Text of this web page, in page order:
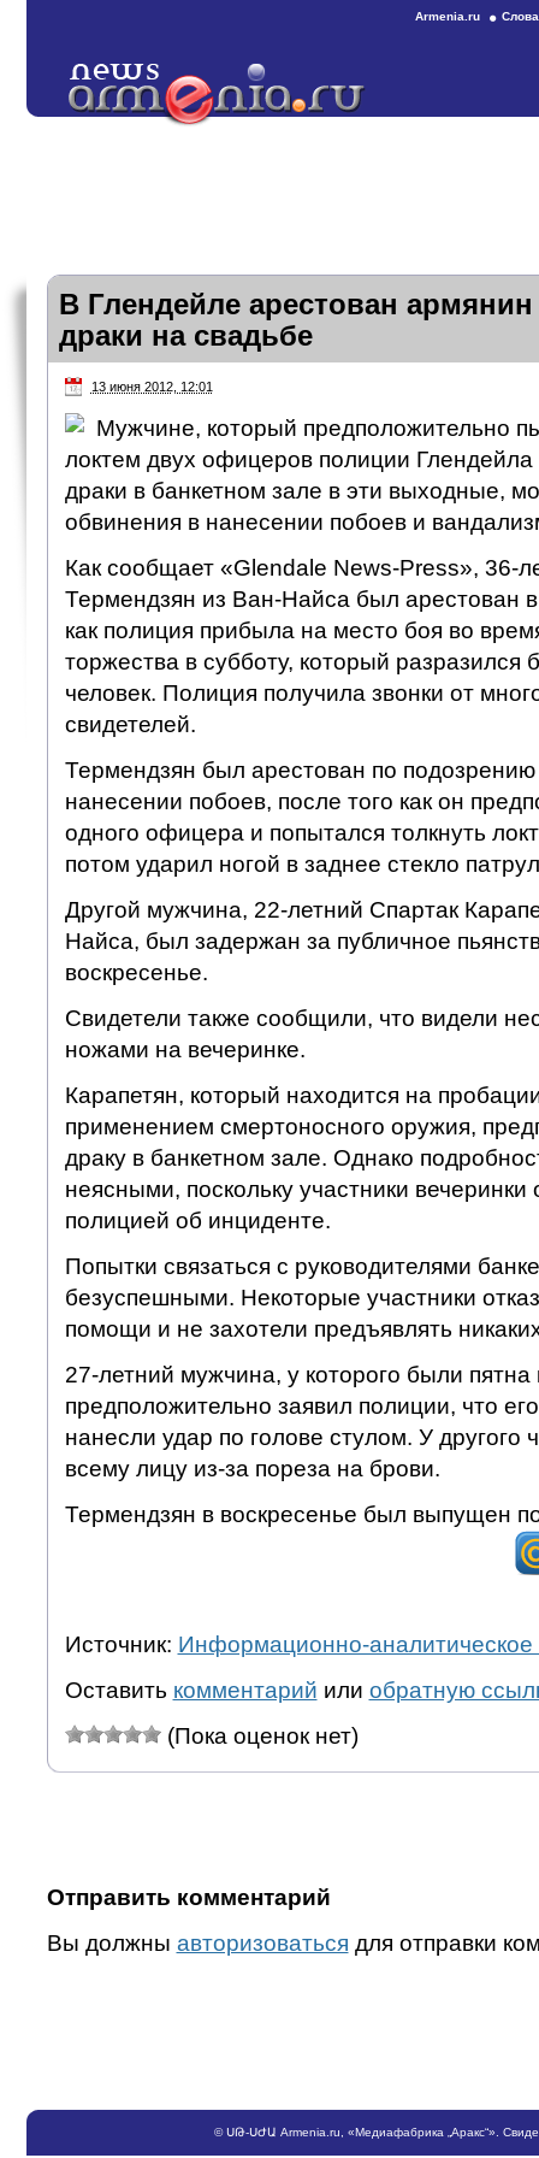
Armenia.ru
В Глендейле арестован
драки на свадьбе
13 июня 2012, 12:01
Мужчине, который предположительно
локтем двух офицеров полиции
драки в банкетном зале в эти выходные,
обвинения в нанесении побоев и
Как сообщает «Glendale News-Press», 36-
Термендзян из Ван-Найса был арестован в
как полиция прибыла на место боя во
торжества в субботу, который разразился
человек. Полиция получила звонки от
свидетелей.
Термендзян был арестован по
нанесении побоев, после того как он
одного офицера и попытался толкнуть
потом ударил ногой в заднее стекло
Другой мужчина, 22-летний Спартак
Найса, был задержан за публичное
воскресенье.
Свидетели также сообщили, что видели
ножами на вечеринке.
Карапетян, который находится на
применением смертоносного оружия,
драку в банкетном зале. Однако
неясными, поскольку участники вечеринки
полицией об инциденте.
Попытки связаться с руководителями
безуспешными. Некоторые участники
помощи и не захотели предъявлять
27-летний мужчина, у которого были
предположительно заявил полиции, что
нанесли удар по голове стулом. У другого
всему лицу из-за пореза на брови.
Термендзян в воскресенье был выпущен
Источник: Информационно-аналитическое
Оставить комментарий или обратную
(Пока оценок нет)
Отправить комментарий
Вы должны авторизоваться для отправки
©ՍԹ-ՍԺԱ Armenia.ru , «Медиафабрика „Аракс“».